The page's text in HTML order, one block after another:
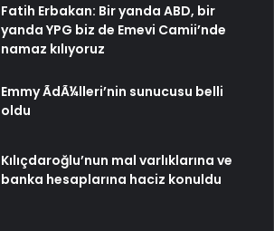
Fatih Erbakan: Bir yanda ABD, bir
yanda YPG biz de Emevi Camii’nde
namaz kılıyoruz
Emmy ÃdÃ¼lleri’nin sunucusu belli
oldu
Kılıçdaroğlu’nun mal varlıklarına ve
banka hesaplarına haciz konuldu